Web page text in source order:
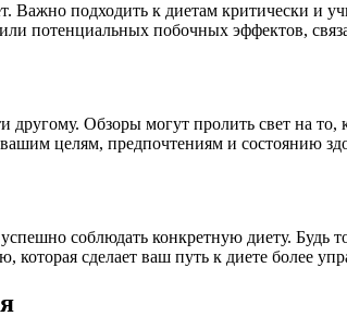
Важно подходить к диетам критически и
потенциальных побочных эффектов,
Обзоры могут пролить свет на то,
целям, предпочтениям и состоянию
соблюдать конкретную диету.
сделает ваш путь к диете более